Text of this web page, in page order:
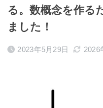
る。数概念を作る
ました！
2023年5月29日 2026